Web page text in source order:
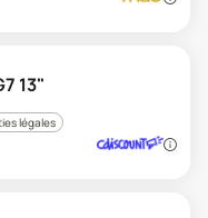
13"
légales